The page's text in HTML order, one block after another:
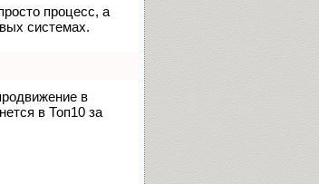
процесс, а
системах.
в
в Топ10 за